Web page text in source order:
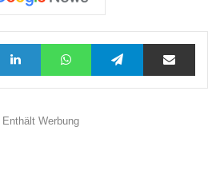
LinkedInWhatsAppTelegramTeilen via E-Mail
Enthält Werbung